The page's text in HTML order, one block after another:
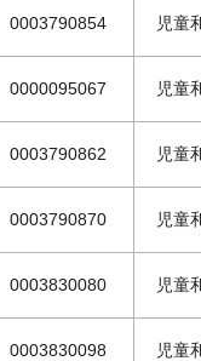
0003790854 児童
0000095067 児童
0003790862 児童
0003790870 児童
0003830080 児童
0003830098 児童